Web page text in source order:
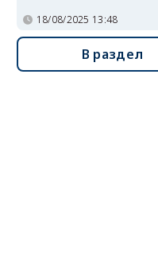
18/08/2025 13:48
В раздел